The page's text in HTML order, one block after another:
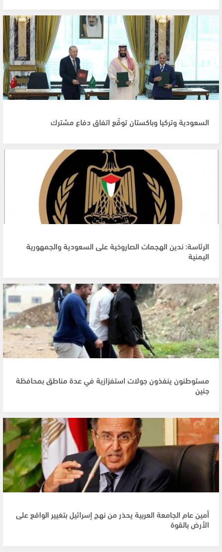
السعودية وتركيا وباكستان توقّع اتفاق دفاع مشترك
الرئاسة: ندين الهجمات الصاروخية على السعودية والجمهورية
اليمنية
مستوطنون ينفذون جولات استفزازية في عدة مناطق بمحافظة
جنين
أمين عام الجامعة العربية يحذر من نهج إسرائيل بتغيير الواقع على
الأرض بالقوة